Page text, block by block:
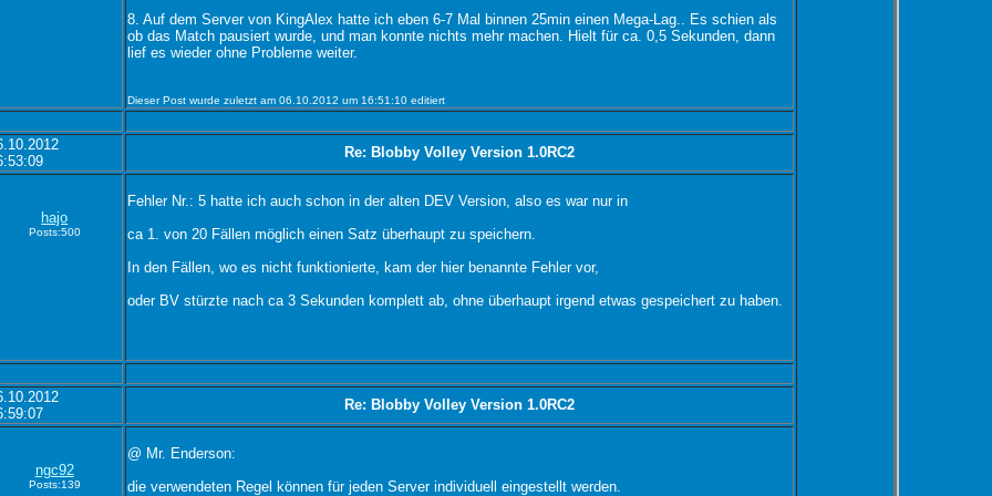
8. Auf dem Server von KingAlex hatte ich eben 6-7 Mal binnen 25min einen Mega-Lag.. Es schien als
ob das Match pausiert wurde, und man konnte nichts mehr machen. Hielt für ca. 0,5 Sekunden, dann
lief es wieder ohne Probleme weiter.
Dieser Post wurde zuletzt am 06.10.2012 um 16:51:10 editiert
Re: Blobby Volley Version 1.0RC2
hajo
Posts:500
Fehler Nr.: 5 hatte ich auch schon in der alten DEV Version, also es war nur in
ca 1. von 20 Fällen möglich einen Satz überhaupt zu speichern.
In den Fällen, wo es nicht funktionierte, kam der hier benannte Fehler vor,
oder BV stürzte nach ca 3 Sekunden komplett ab, ohne überhaupt irgend etwas gespeichert zu haben.
Re: Blobby Volley Version 1.0RC2
ngc92
Posts:139
@ Mr. Enderson:
die verwendeten Regel können für jeden Server individuell eingestellt werden.